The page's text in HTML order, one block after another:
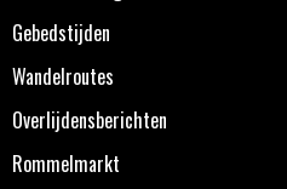
Gebedstijden
Wandelroutes
Overlijdensberichten
Rommelmarkt